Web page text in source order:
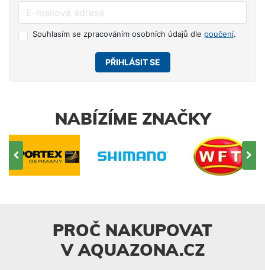
Souhlasím se zpracováním osobních údajů dle poučení.
PŘIHLÁSIT SE
NABÍZÍME ZNAČKY
PROČ NAKUPOVAT
V AQUAZONA.CZ